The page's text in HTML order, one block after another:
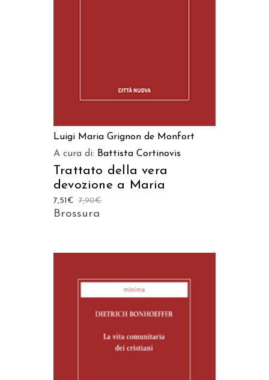
Luigi Maria Grignon de Monfort
A cura di: Battista Cortinovis
Trattato della vera
devozione a Maria
7,90€
7,51 €
Brossura